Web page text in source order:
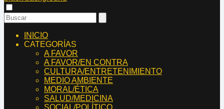
INICIO
CATEGORÍAS
A FAVOR
A FAVOR/EN CONTRA
CULTURA/ENTRETENIMIENTO
MEDIO AMBIENTE
MORAL/ÉTICA
SALUD/MEDICINA
SOCIAL/POLÍTICO